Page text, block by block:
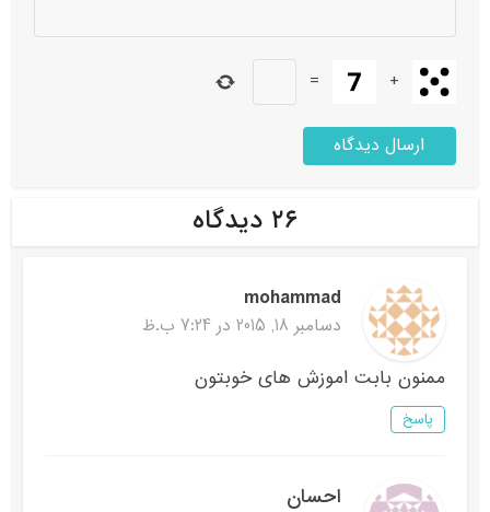
+
=
۲۶ دیدگاه
mohammad
دسامبر 18, 2015 در 7:24 ب.ظ
ممنون بابت اموزش های خوبتون
پاسخ
احسان